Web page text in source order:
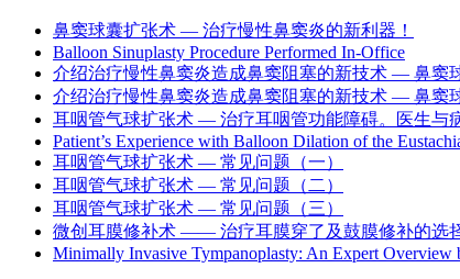
鼻窦球囊扩张术 — 治疗慢性鼻窦炎的新利器！
Balloon Sinuplasty Procedure Performed In-Office
介绍治疗慢性鼻窦炎造成鼻窦阻塞的新技术 — 鼻窦
介绍治疗慢性鼻窦炎造成鼻窦阻塞的新技术 — 鼻窦
耳咽管气球扩张术 — 治疗耳咽管功能障碍。医生与
Patient’s Experience with Balloon Dilation of the
耳咽管气球扩张术 — 常见问题（一）
耳咽管气球扩张术 — 常见问题（二）
耳咽管气球扩张术 — 常见问题（三）
微创耳膜修补术 —— 治疗耳膜穿了及鼓膜修补的选
Minimally Invasive Tympanoplasty: An Expert